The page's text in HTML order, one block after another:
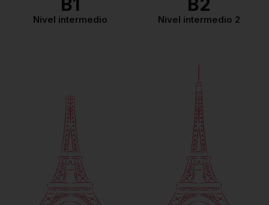
Nivel intermedio Nivel intermedio 2
nivel para el ingreso a la
universidad en Francia.